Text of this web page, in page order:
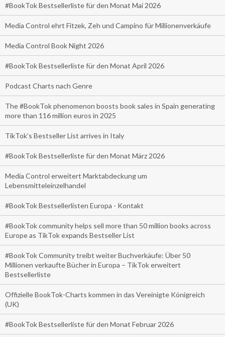
#BookTok Bestsellerliste für den Monat Mai 2026
Media Control ehrt Fitzek, Zeh und Campino für Millionenverkäufe
Media Control Book Night 2026
#BookTok Bestsellerliste für den Monat April 2026
Podcast Charts nach Genre
The #BookTok phenomenon boosts book sales in Spain generating
more than 116 million euros in 2025
TikTok’s Bestseller List arrives in Italy
#BookTok Bestsellerliste für den Monat März 2026
Media Control erweitert Marktabdeckung um
Lebensmitteleinzelhandel
#BookTok Bestsellerlisten Europa - Kontakt
#BookTok community helps sell more than 50 million books across
Europe as TikTok expands Bestseller List
#BookTok Community treibt weiter Buchverkäufe: Über 50
Millionen verkaufte Bücher in Europa – TikTok erweitert
Bestsellerliste
Offizielle BookTok-Charts kommen in das Vereinigte Königreich
(UK)
#BookTok Bestsellerliste für den Monat Februar 2026